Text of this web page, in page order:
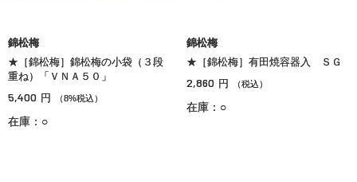
錦松梅
★［錦松梅］錦松梅の小袋（３段
重ね）「ＶＮＡ５０」
5,400 円 （8%税込）
在庫：○
錦松梅
★［錦松梅］有田焼容器入 ＳＧ
2,860 円 （税込）
在庫：○